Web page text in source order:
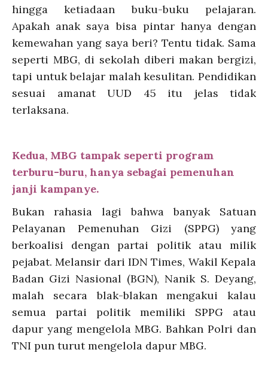
hingga ketiadaan buku-buku pelajaran.
Apakah anak saya bisa pintar hanya dengan
kemewahan yang saya beri? Tentu tidak. Sama
seperti MBG, di sekolah diberi makan bergizi,
tapi untuk belajar malah kesulitan. Pendidikan
sesuai amanat UUD 45 itu jelas tidak
terlaksana.
Kedua, MBG tampak seperti program
terburu-buru, hanya sebagai pemenuhan
janji kampanye.
Bukan rahasia lagi bahwa banyak Satuan
Pelayanan Pemenuhan Gizi (SPPG) yang
berkoalisi dengan partai politik atau milik
pejabat. Melansir dari IDN Times, Wakil Kepala
Badan Gizi Nasional (BGN), Nanik S. Deyang,
malah secara blak-blakan mengakui kalau
semua partai politik memiliki SPPG atau
dapur yang mengelola MBG. Bahkan Polri dan
TNI pun turut mengelola dapur MBG.